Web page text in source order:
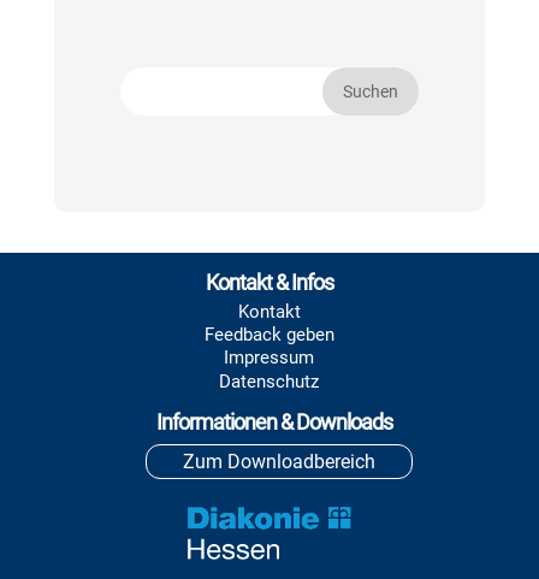
Kontakt & Infos
Kontakt
Feedback geben
Impressum
Datenschutz
Informationen & Downloads
Zum Downloadbereich